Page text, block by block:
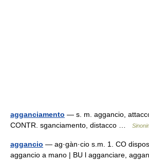
agganciamento — s. m. aggancio,
CONTR. sganciamento, distacco …
aggancio — ag·gàn·cio s.m. 1. CO
aggancio a mano | BU l agganciare,